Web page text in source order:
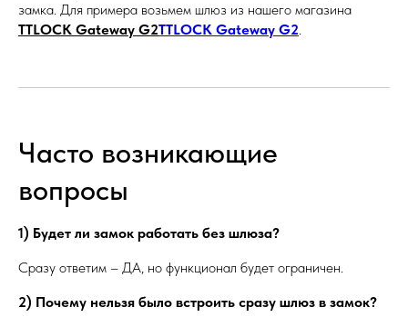
замка. Для примера возьмем шлюз из нашего магазина
TTLOCK Gateway G2TTLOCK Gateway G2.
Часто возникающие
вопросы
1) Будет ли замок работать без шлюза?
Сразу ответим – ДА, но функционал будет ограничен.
2) Почему нельзя было встроить сразу шлюз в замок?